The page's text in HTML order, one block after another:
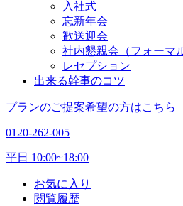
入社式
忘新年会
歓送迎会
社内懇親会（フォーマ
レセプション
出来る幹事のコツ
プランのご提案希望の方はこちら
0120-262-005
平日 10:00~18:00
お気に入り
閲覧履歴